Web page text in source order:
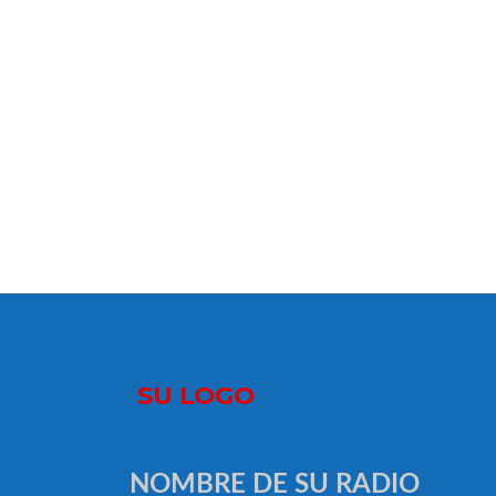
NOMBRE DE SU RADIO